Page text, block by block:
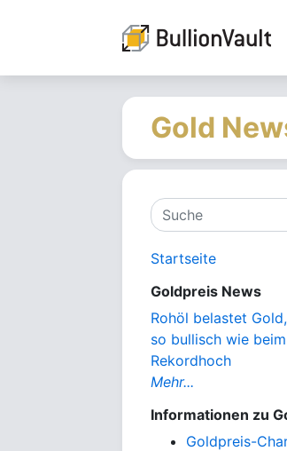
Gold
Suche
Startseite
Goldpreis News
Rohöl belastet
so bullisch wie beim
Rekordhoch
Mehr...
Informationen zu
Goldpreis-